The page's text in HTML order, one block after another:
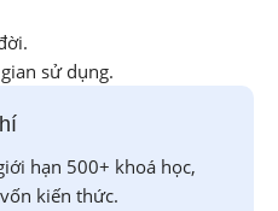
sử dụng.
hạn 500+ khoá học,
kiến thức.